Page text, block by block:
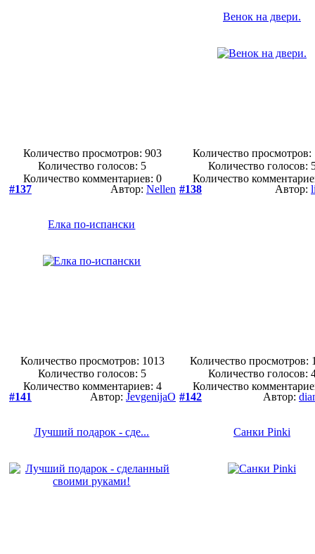
Количество просмотров: 903
Количество голосов: 5
Количество комментариев: 0
Венок на двери.
Количество просмотров:
Количество голосов:
Количество
#137
Автор: Nellen
Елка по-испански
Количество просмотров: 1013
Количество голосов: 5
Количество комментариев: 4
#138 Автор:
Количество просмотров:
Количество голосов:
Количество
#141
Автор: JevgenijaO
Лучший подарок - сде...
#142 Автор:
Санки Pinki